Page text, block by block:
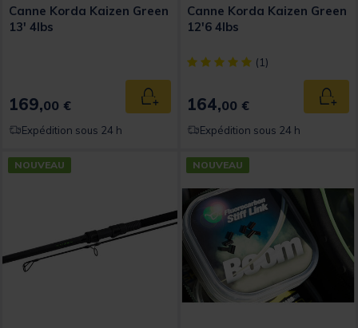
Canne Korda Kaizen Green
13' 4lbs
169,00 € Ajouter au panier
Expédition sous 24 h
Canne Korda Kaizen Green
12'6 4lbs
[object Object] out of 5
(1)
164,00 €
Expédition sous 24 h
NOUVEAU NOUVEAU